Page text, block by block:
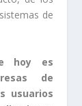
de
hoy es
de
usuarios